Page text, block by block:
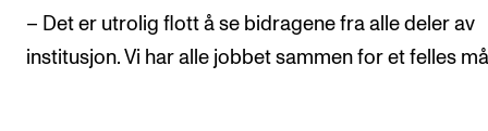
– Det er utrolig flott å se bidragene fra alle deler av
institusjon. Vi har alle jobbet sammen for et felles